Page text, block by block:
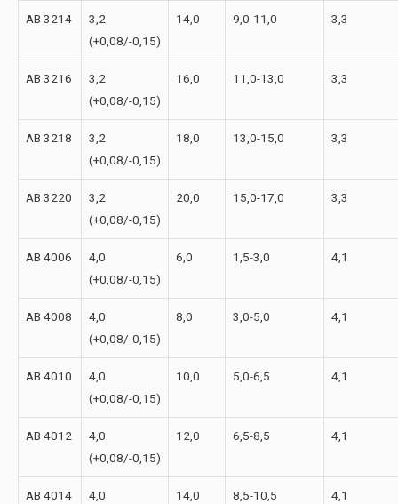
AB 3214
3,2
(+0,08/-0,15)
14,0 9,0-11,0 3,3
AB 3216
3,2
(+0,08/-0,15)
16,0 11,0-13,0 3,3
AB 3218
3,2
(+0,08/-0,15)
18,0 13,0-15,0 3,3
AB 3220
3,2
(+0,08/-0,15)
20,0 15,0-17,0 3,3
AB 4006
4,0
(+0,08/-0,15)
6,0 1,5-3,0 4,1
AB 4008
4,0
(+0,08/-0,15)
8,0 3,0-5,0 4,1
AB 4010
4,0
(+0,08/-0,15)
10,0 5,0-6,5 4,1
AB 4012
4,0
(+0,08/-0,15)
12,0 6,5-8,5 4,1
AB 4014
4,0
14,0 8,5-10,5 4,1